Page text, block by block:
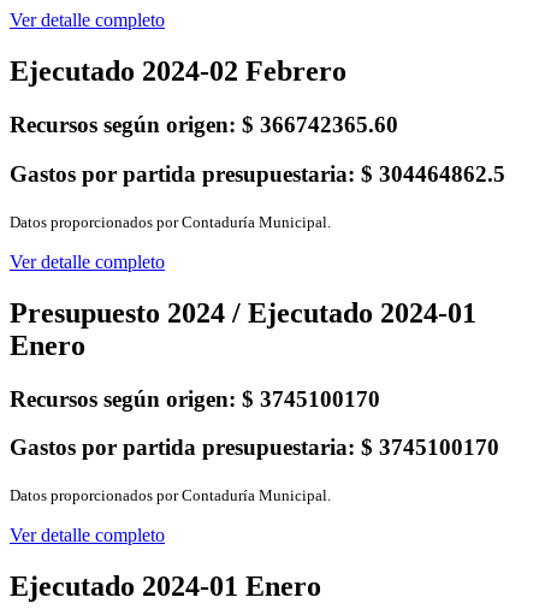
Ver detalle completo
Ejecutado 2024-02 Febrero
Recursos según origen: $ 366742365.60
Gastos por partida presupuestaria: $ 304464862.5
Datos proporcionados por Contaduría Municipal.
Ver detalle completo
Presupuesto 2024 / Ejecutado 2024-01
Enero
Recursos según origen: $ 3745100170
Gastos por partida presupuestaria: $ 3745100170
Datos proporcionados por Contaduría Municipal.
Ver detalle completo
Ejecutado 2024-01 Enero